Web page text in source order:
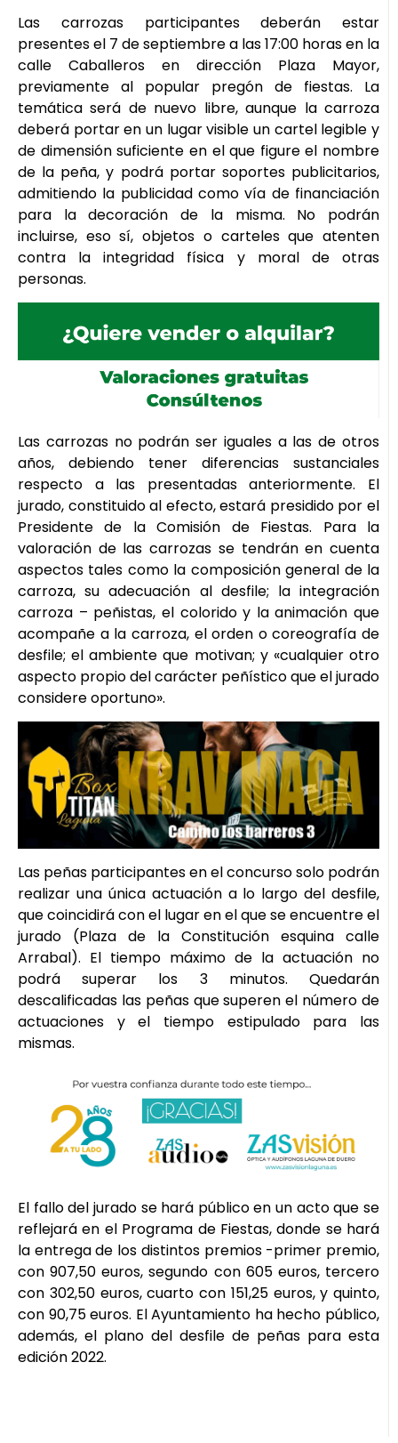
Las carrozas participantes deberán estar
presentes el 7 de septiembre a las 17:00 horas en la
calle Caballeros en dirección Plaza Mayor,
previamente al popular pregón de fiestas. La
temática será de nuevo libre, aunque la carroza
deberá portar en un lugar visible un cartel legible y
de dimensión suficiente en el que figure el nombre
de la peña, y podrá portar soportes publicitarios,
admitiendo la publicidad como vía de financiación
para la decoración de la misma. No podrán
incluirse, eso sí, objetos o carteles que atenten
contra la integridad física y moral de otras
personas.
Las carrozas no podrán ser iguales a las de otros
años, debiendo tener diferencias sustanciales
respecto a las presentadas anteriormente. El
jurado, constituido al efecto, estará presidido por el
Presidente de la Comisión de Fiestas. Para la
valoración de las carrozas se tendrán en cuenta
aspectos tales como la composición general de la
carroza, su adecuación al desfile; la integración
carroza – peñistas, el colorido y la animación que
acompañe a la carroza, el orden o coreografía de
desfile; el ambiente que motivan; y «cualquier otro
aspecto propio del carácter peñístico que el jurado
considere oportuno».
Las peñas participantes en el concurso solo podrán
realizar una única actuación a lo largo del desfile,
que coincidirá con el lugar en el que se encuentre el
jurado (Plaza de la Constitución esquina calle
Arrabal). El tiempo máximo de la actuación no
podrá superar los 3 minutos. Quedarán
descalificadas las peñas que superen el número de
actuaciones y el tiempo estipulado para las
mismas.
El fallo del jurado se hará público en un acto que se
reflejará en el Programa de Fiestas, donde se hará
la entrega de los distintos premios -primer premio,
con 907,50 euros, segundo con 605 euros, tercero
con 302,50 euros, cuarto con 151,25 euros, y quinto,
con 90,75 euros. El Ayuntamiento ha hecho público,
además, el plano del desfile de peñas para esta
edición 2022.